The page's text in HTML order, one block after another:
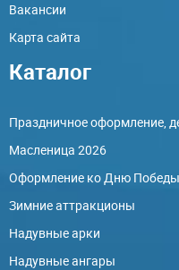
Вакансии
Карта сайта
Каталог
Праздничное оформление,
Масленица 2026
Оформление ко Дню Победы
Зимние аттракционы
Надувные арки
Надувные ангары